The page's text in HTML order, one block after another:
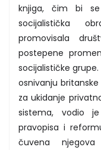
knjiga, čim bi
socijalistička
promovisala
postepene
socijalističke
osnivanju
za ukidanje
sistema, vodio
pravopisa i
čuvena